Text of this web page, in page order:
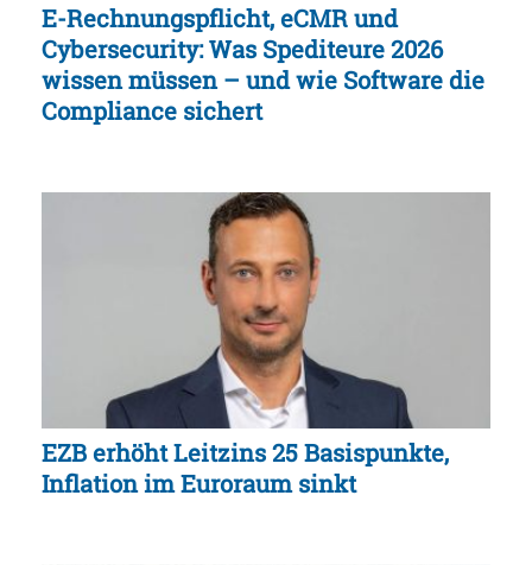
E-Rechnungspflicht, eCMR und
Cybersecurity: Was Spediteure 2026
wissen müssen – und wie Software die
Compliance sichert
EZB erhöht Leitzins 25 Basispunkte,
Inflation im Euroraum sinkt